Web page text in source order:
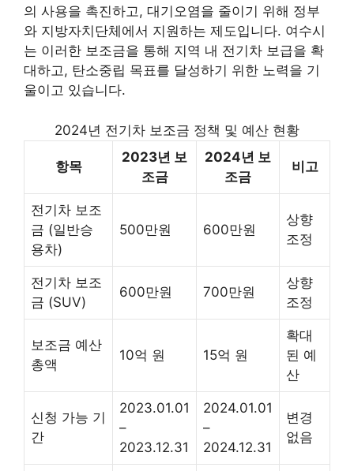
의 사용을 촉진하고, 대기오염을 줄이기 위해 정부
와 지방자치단체에서 지원하는 제도입니다. 여수시
는 이러한 보조금을 통해 지역 내 전기차 보급을 확
대하고, 탄소중립 목표를 달성하기 위한 노력을 기
울이고 있습니다.
2024년 전기차 보조금 정책 및 예산 현황
항목
2023년 보
조금
2024년 보
조금
비고
전기차 보조
금 (일반승
용차)
500만원 600만원
상향
조정
전기차 보조
금 (SUV)
600만원 700만원
상향
조정
보조금 예산
총액
10억 원 15억 원
확대
된 예
산
신청 가능 기
간
2023.01.01
–
2023.12.31
2024.01.01
–
2024.12.31
변경
없음